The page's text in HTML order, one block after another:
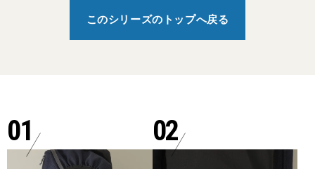
このシリーズのトップへ戻る
01 02